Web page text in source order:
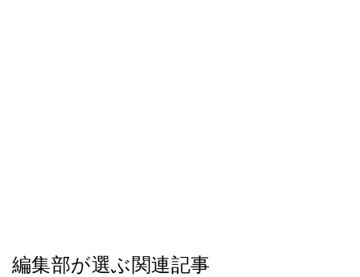
編集部が選ぶ関連記事